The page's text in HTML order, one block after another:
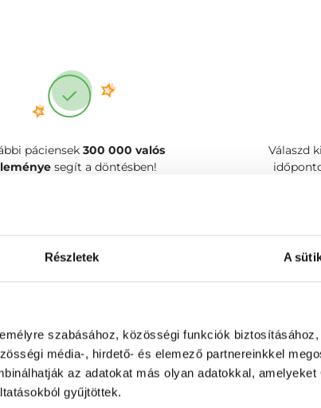
Részletek A
szabásához, közösségi funkciók
média-, hirdető- és elemező partnereinkkel
az adatokat más olyan adatokkal, amelyeket
gyűjtöttek.
páciensek 300 000 valós
segít a döntésben!
Válaszd
+36 1 700-1398
(H-P: 8:00-20:00)
Email
office@foglaljorvost.hu